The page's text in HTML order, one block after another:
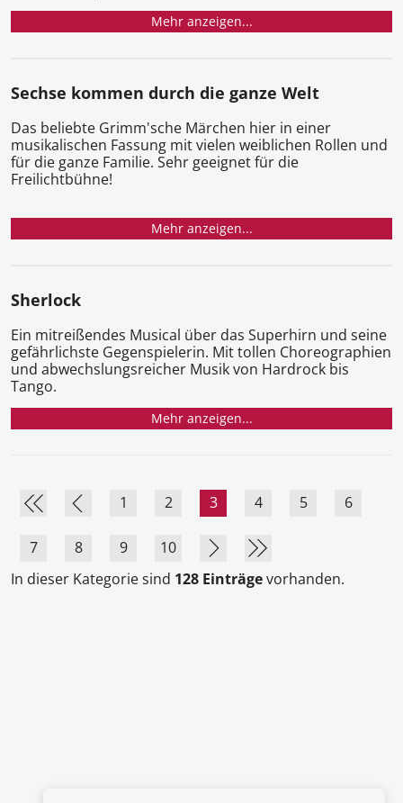
Mehr anzeigen...
Sechse kommen durch die ganze Welt
Das beliebte Grimm'sche Märchen hier in einer
musikalischen Fassung mit vielen weiblichen Rollen und
für die ganze Familie. Sehr geeignet für die
Freilichtbühne!
Mehr anzeigen...
Sherlock
Ein mitreißendes Musical über das Superhirn und seine
gefährlichste Gegenspielerin. Mit tollen Choreographien
und abwechslungsreicher Musik von Hardrock bis
Tango.
Mehr anzeigen...
1 2 3 4 5 6
7 8 9
10
In dieser Kategorie sind 128 Einträgevorhanden.